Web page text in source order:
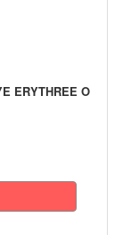
ERYTHREE O